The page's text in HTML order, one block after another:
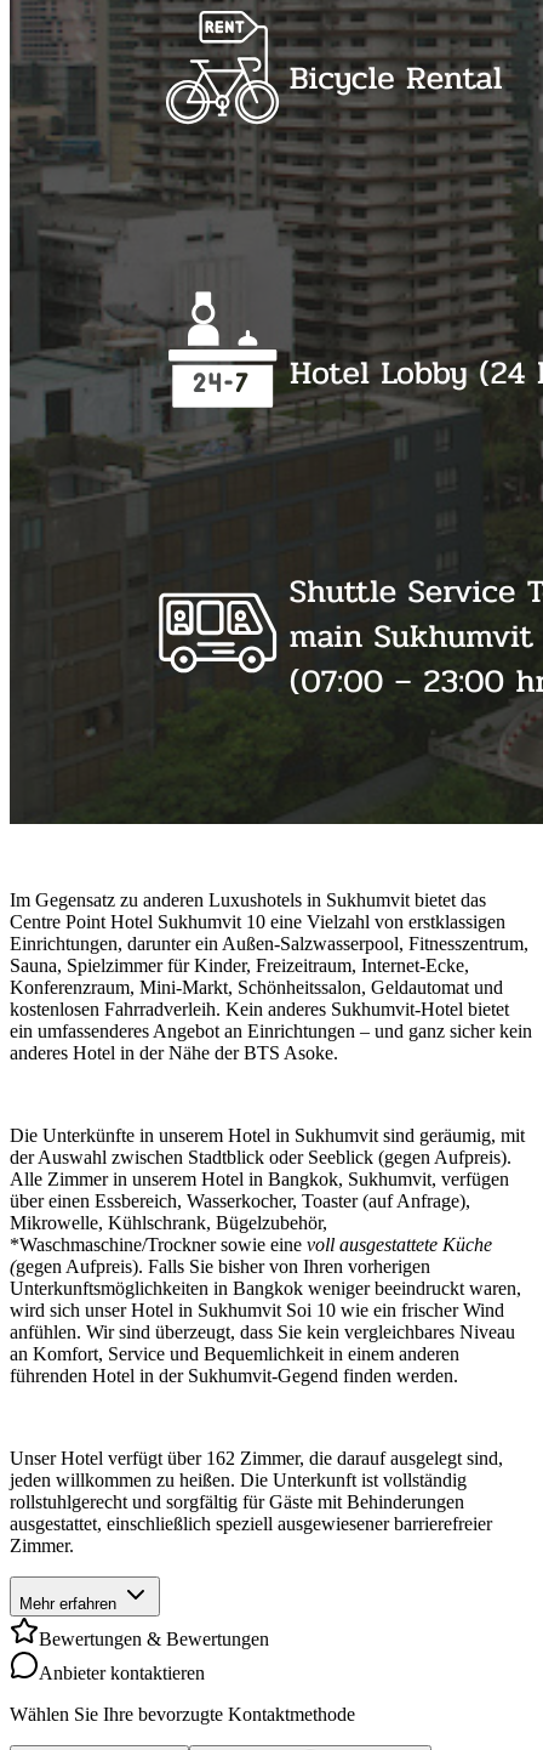
Im Gegensatz zu anderen Luxushotels in Sukhumvit bietet das
Centre Point Hotel Sukhumvit 10 eine Vielzahl von erstklassigen
Einrichtungen, darunter ein Außen-Salzwasserpool, Fitnesszentrum,
Sauna, Spielzimmer für Kinder, Freizeitraum, Internet-Ecke,
Konferenzraum, Mini-Markt, Schönheitssalon, Geldautomat und
kostenlosen Fahrradverleih. Kein anderes Sukhumvit-Hotel bietet
ein umfassenderes Angebot an Einrichtungen – und ganz sicher kein
anderes Hotel in der Nähe der BTS Asoke.
Die Unterkünfte in unserem Hotel in Sukhumvit sind geräumig, mit
der Auswahl zwischen Stadtblick oder Seeblick (gegen Aufpreis).
Alle Zimmer in unserem Hotel in Bangkok, Sukhumvit, verfügen
über einen Essbereich, Wasserkocher, Toaster (auf Anfrage),
Mikrowelle, Kühlschrank, Bügelzubehör,
*Waschmaschine/Trockner sowie eine voll ausgestattete Küche
(gegen Aufpreis). Falls Sie bisher von Ihren vorherigen
Unterkunftsmöglichkeiten in Bangkok weniger beeindruckt waren,
wird sich unser Hotel in Sukhumvit Soi 10 wie ein frischer Wind
anfühlen. Wir sind überzeugt, dass Sie kein vergleichbares Niveau
an Komfort, Service und Bequemlichkeit in einem anderen
führenden Hotel in der Sukhumvit-Gegend finden werden.
Unser Hotel verfügt über 162 Zimmer, die darauf ausgelegt sind,
jeden willkommen zu heißen. Die Unterkunft ist vollständig
rollstuhlgerecht und sorgfältig für Gäste mit Behinderungen
ausgestattet, einschließlich speziell ausgewiesener barrierefreier
Zimmer.
Mehr erfahren
Bewertungen & Bewertungen
Anbieter kontaktieren
Wählen Sie Ihre bevorzugte Kontaktmethode